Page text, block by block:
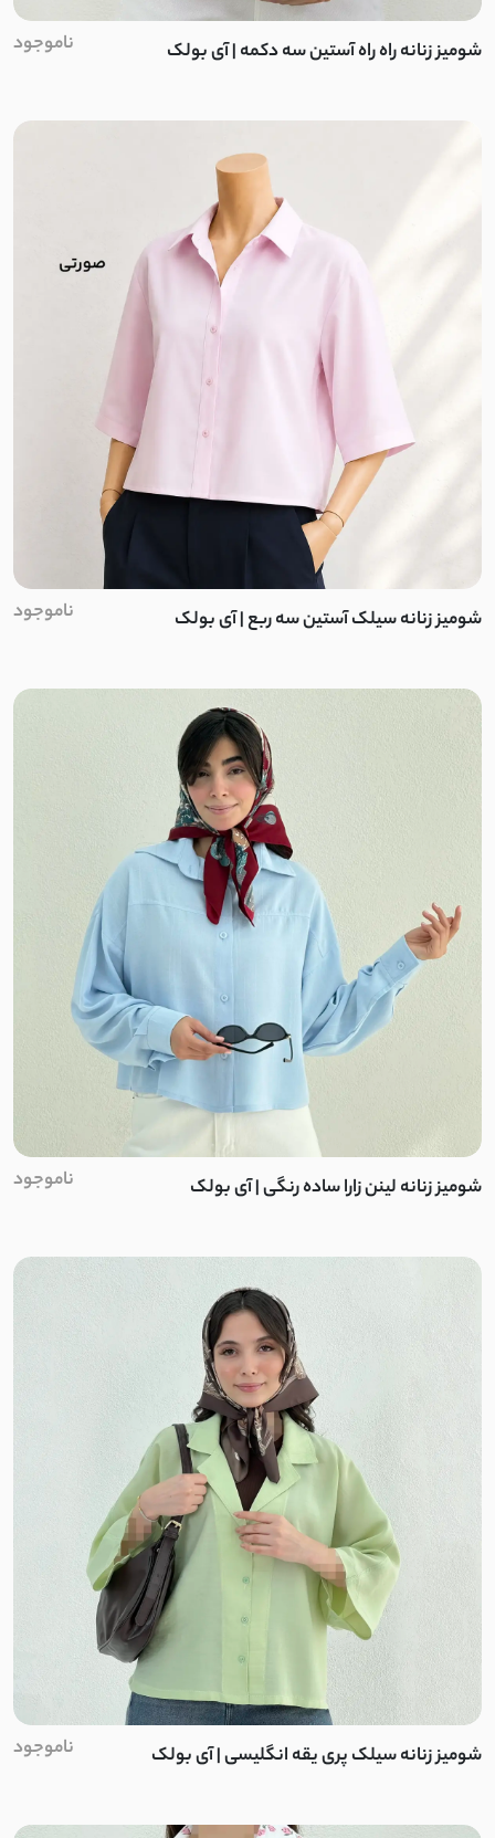
شومیز زنانه راه راه آستین سه دکمه | آی بولک ناموجود
شومیز زنانه سیلک آستین سه ربع | آی بولک ناموجود
شومیز زنانه لینن زارا ساده رنگی | آی بولک ناموجود
شومیز زنانه سیلک پری یقه انگلیسی | آی بولک ناموجود